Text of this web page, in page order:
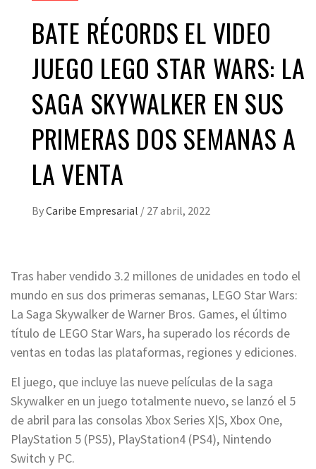
BATE RÉCORDS EL VIDEO
JUEGO LEGO STAR WARS: LA
SAGA SKYWALKER EN SUS
PRIMERAS DOS SEMANAS A
LA VENTA
ByCaribe Empresarial / 27 abril, 2022
Tras haber vendido 3.2 millones de unidades en todo el
mundo en sus dos primeras semanas, LEGO Star Wars:
La Saga Skywalker de Warner Bros. Games, el último
título de LEGO Star Wars, ha superado los récords de
ventas en todas las plataformas, regiones y ediciones.
El juego, que incluye las nueve películas de la saga
Skywalker en un juego totalmente nuevo, se lanzó el 5
de abril para las consolas Xbox Series X|S, Xbox One,
PlayStation 5 (PS5), PlayStation4 (PS4), Nintendo
Switch y PC.